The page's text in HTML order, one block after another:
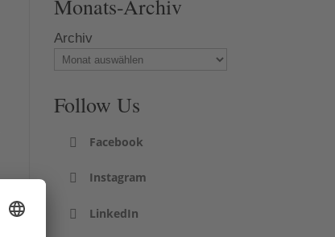
Monats-Archiv
Archiv
Follow Us
Facebook
Instagram
LinkedIn